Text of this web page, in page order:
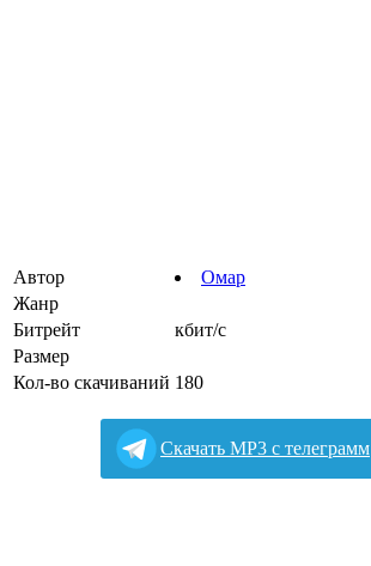
Автор
Омар
Жанр
Битрейт
кбит/с
Размер
Кол-во скачиваний 180
Cкачать MP3 с телеграмм